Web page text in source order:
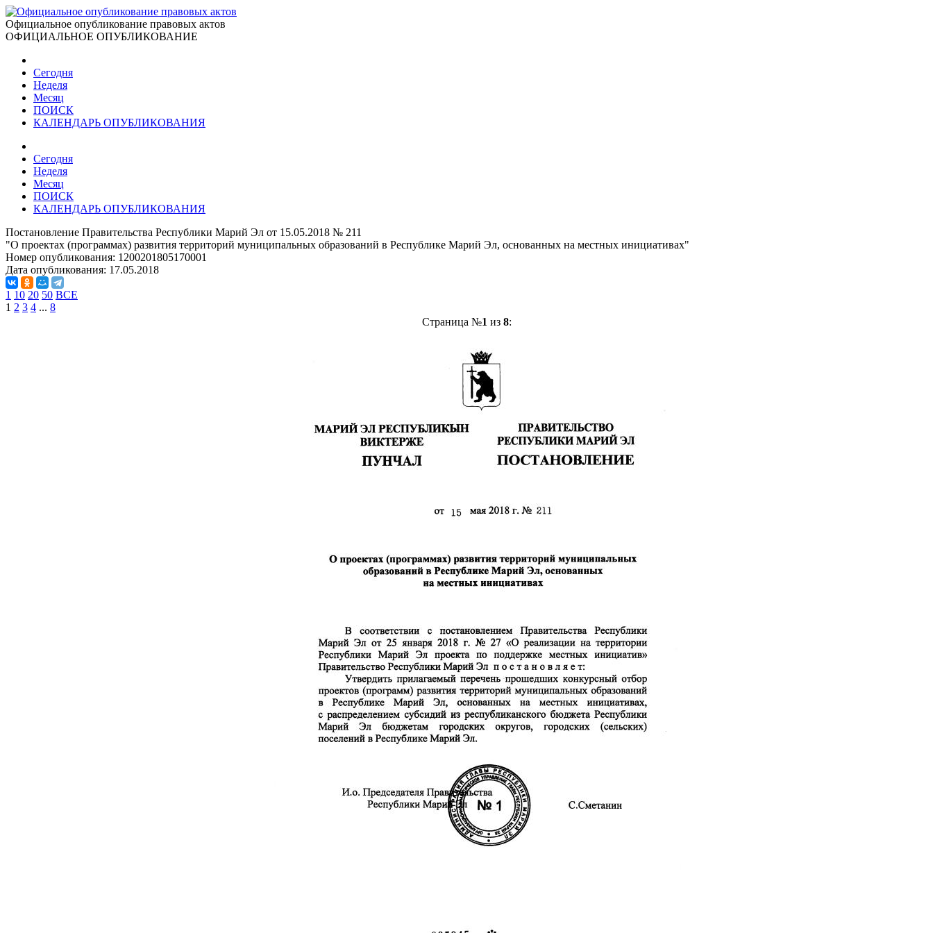
Официальное опубликование правовых актов
ОФИЦИАЛЬНОЕ ОПУБЛИКОВАНИЕ
Сегодня
Неделя
Месяц
ПОИСК
КАЛЕНДАРЬ ОПУБЛИКОВАНИЯ
Сегодня
Неделя
Месяц
ПОИСК
КАЛЕНДАРЬ ОПУБЛИКОВАНИЯ
Постановление Правительства Республики Марий Эл от 15.05.2018 № 211
"О проектах (программах) развития территорий муниципальных образований в Республике Марий Эл, основанных на местных инициативах"
Номер опубликования: 1200201805170001
Дата опубликования: 17.05.2018
1 10 20 50 ВСЕ
1 2 3 4 ... 8
Страница №1 из 8: